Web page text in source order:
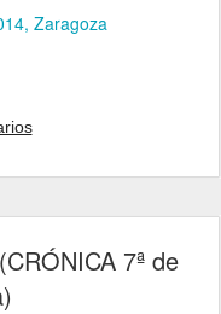
Zaragoza
7ª de